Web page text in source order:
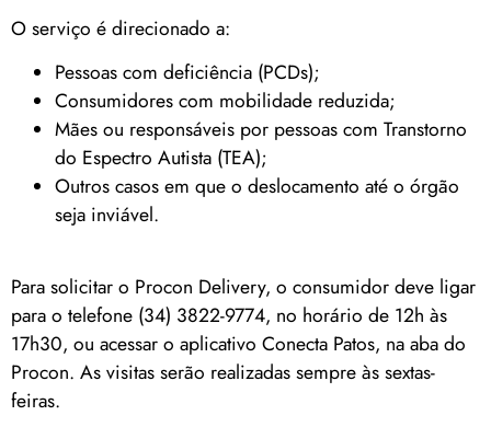
O serviço é direcionado a:
Pessoas com deficiência (PCDs);
Consumidores com mobilidade reduzida;
Mães ou responsáveis por pessoas com Transtorno
do Espectro Autista (TEA);
Outros casos em que o deslocamento até o órgão
seja inviável.
Para solicitar o Procon Delivery, o consumidor deve ligar
para o telefone (34) 3822-9774, no horário de 12h às
17h30, ou acessar o aplicativo Conecta Patos, na aba do
Procon. As visitas serão realizadas sempre às sextas-
feiras.